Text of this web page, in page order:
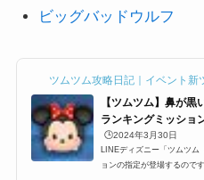
ビッグバッドウルフ
ツムツム攻略日記｜イベント新
【ツムツム】鼻が
ランキングミッショ
🕒️2024年3月30日
LINEディズニー「ツムツ
ョンの指定が登場するので